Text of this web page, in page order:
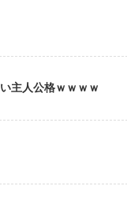
主人公格ｗｗｗｗ